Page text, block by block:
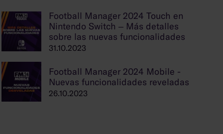
Football Manager 2024 Touch en
Nintendo Switch – Más detalles
sobre las nuevas funcionalidades
31.10.2023
Football Manager 2024 Mobile -
Nuevas funcionalidades reveladas
26.10.2023